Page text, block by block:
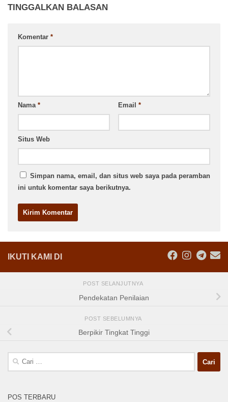
TINGGALKAN BALASAN
Komentar *
Nama * Email *
Situs Web
Simpan nama, email, dan situs web saya pada peramban
ini untuk komentar saya berikutnya.
IKUTI KAMI DI
POST SELANJUTNYA
Pendekatan Penilaian
POST SEBELUMNYA
Berpikir Tingkat Tinggi
Cari
untuk:
POS TERBARU